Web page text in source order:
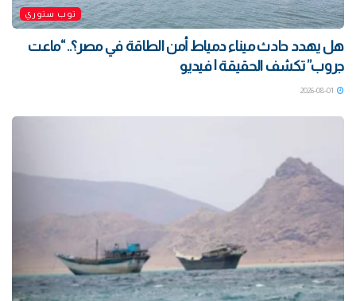
توب ستوري
هل يهدد حادث ميناء دمياط أمن الطاقة في مصر؟.. “ماعت
جروب” تكشف الحقيقة | فيديو